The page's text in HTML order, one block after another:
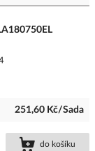
251,60 Kč/Sada
do košíku